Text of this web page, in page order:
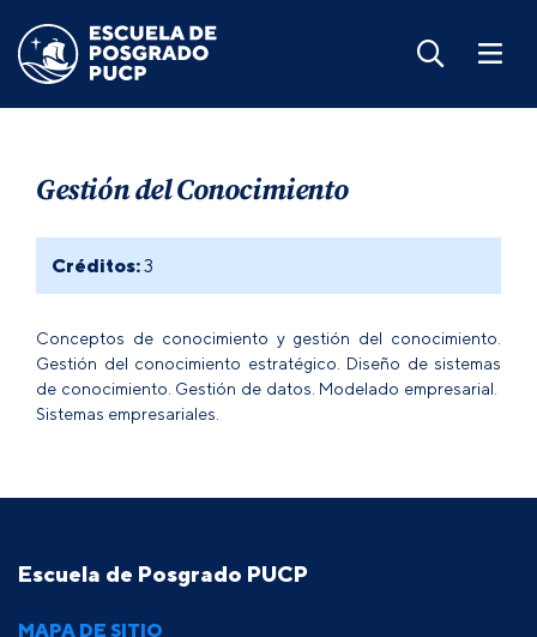
Gestión del Conocimiento
Créditos:3
Conceptos de conocimiento y gestión del conocimiento.
Gestión del conocimiento estratégico. Diseño de sistemas
de conocimiento. Gestión de datos. Modelado empresarial.
Sistemas empresariales.
Escuela de Posgrado PUCP
MAPA DE SITIO